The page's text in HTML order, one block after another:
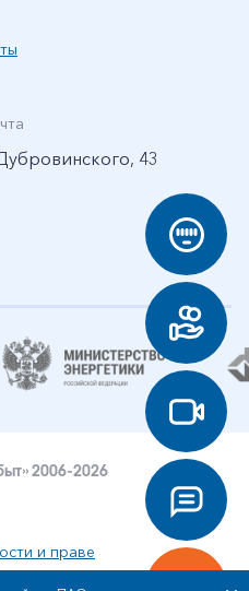
43
2006-2026
и праве